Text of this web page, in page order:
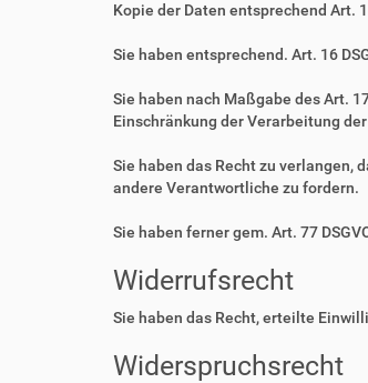
Kopie der Daten entsprechend Art.
Sie haben entsprechend. Art. 16
Sie haben nach Maßgabe des Art.
Einschränkung der Verarbeitung
Sie haben das Recht zu verlangen,
andere Verantwortliche zu fordern.
Sie haben ferner gem. Art. 77
Widerrufsrecht
Sie haben das Recht, erteilte
Widerspruchsrecht